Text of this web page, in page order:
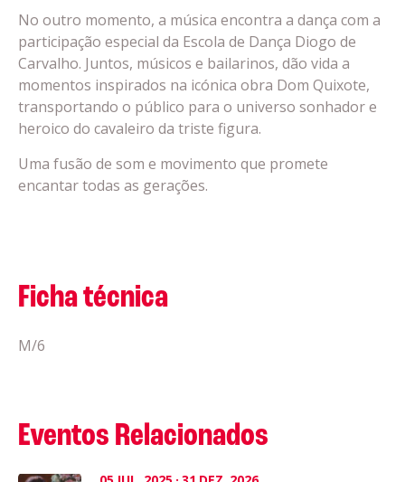
No outro momento, a música encontra a dança com a
participação especial da Escola de Dança Diogo de
Carvalho. Juntos, músicos e bailarinos, dão vida a
momentos inspirados na icónica obra Dom Quixote,
transportando o público para o universo sonhador e
heroico do cavaleiro da triste figura.
Uma fusão de som e movimento que promete
encantar todas as gerações.
Ficha técnica
M/6
Eventos Relacionados